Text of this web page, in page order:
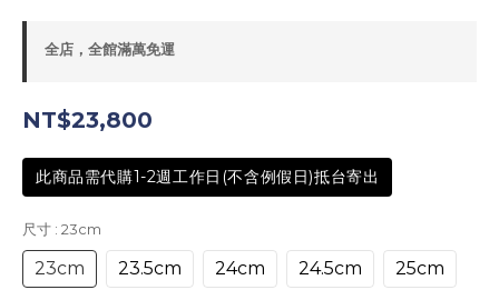
全店，全館滿萬免運
NT$23,800
此商品需代購1-2週工作日(不含例假日)抵台寄出
尺寸 : 23cm
23cm 23.5cm 24cm 24.5cm 25cm